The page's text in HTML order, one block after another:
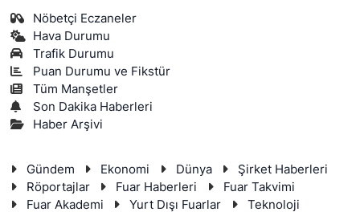
Nöbetçi Eczaneler
Hava Durumu
Trafik Durumu
Puan Durumu ve Fikstür
Tüm Manşetler
Son Dakika Haberleri
Haber Arşivi
Gündem Ekonomi Dünya
Şirket Haberleri
Röportajlar
Fuar Haberleri
Fuar Takvimi
Fuar Akademi
Yurt Dışı Fuarlar Teknoloji